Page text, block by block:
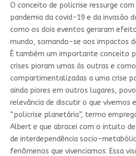
O conceito de policrise ressurge
pandemia da covid-19 e da invasão
como os dois eventos geraram
mundo, somando-se aos impactos
É também um importante conceito
crises pioram umas às outras e
compartimentalizadas a uma crise
ainda piores em outros lugares,
relevância de discutir o que vivemos
“policrise planetária”, termo
Albert e que abracei com o intuito
de interdependência socio-
fenômenos que vivenciamos. Essa